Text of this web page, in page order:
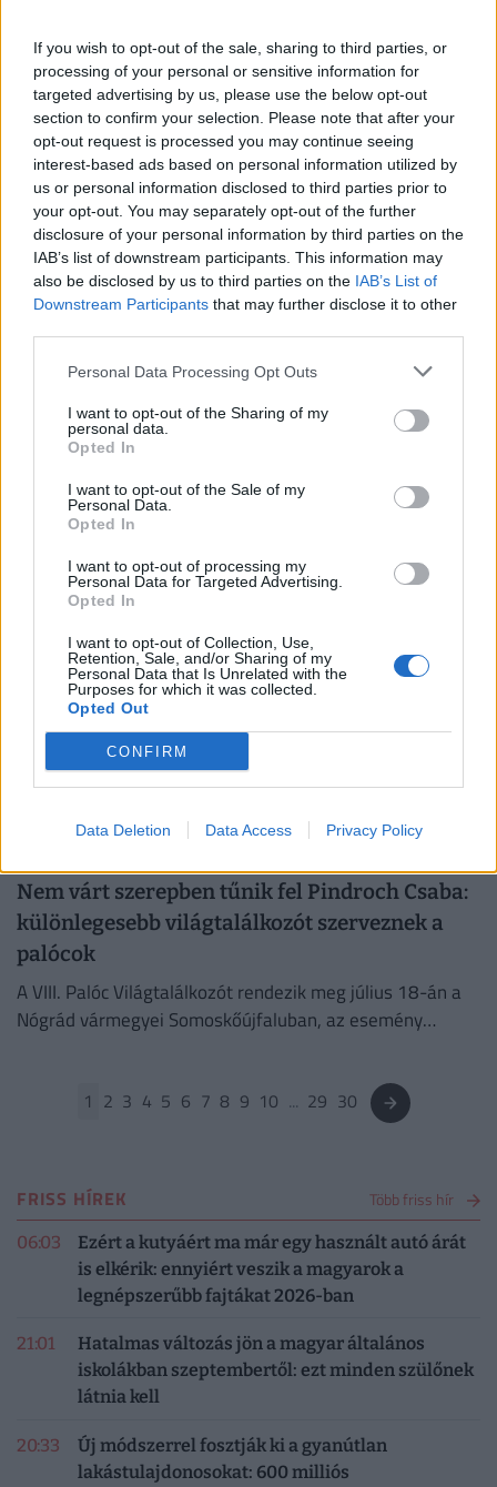
If you wish to opt-out of the sale, sharing to third parties, or
processing of your personal or sensitive information for
targeted advertising by us, please use the below opt-out
section to confirm your selection. Please note that after your
opt-out request is processed you may continue seeing
interest-based ads based on personal information utilized by
us or personal information disclosed to third parties prior to
your opt-out. You may separately opt-out of the further
disclosure of your personal information by third parties on the
IAB’s list of downstream participants. This information may
also be disclosed by us to third parties on the IAB’s List of
Downstream Participants that may further disclose it to other
Personal Data Processing Opt Outs
I want to opt-out of the Sharing of my
personal data.
Opted In
I want to opt-out of the Sale of my
Personal Data.
Opted In
I want to opt-out of processing my
Personal Data for Targeted Advertising.
Opted In
I want to opt-out of Collection, Use,
Retention, Sale, and/or Sharing of my
Personal Data that Is Unrelated with the
Purposes for which it was collected.
Opted Out
CONFIRM
Data Deletion Data Access Privacy Policy
Kvíz: Szereted a mediterrán ételeket? Itt a 10
ponthoz tényleg tudnod kell, mit eszel!
A mediterrán konyha sokak kedvence, de kevesen tudják,
miben rejlik az egyes ételek titka. Te vajon felismered a
fogásokat néhány jellegzetes részletből?
MTI| 2026. július 10. 17:15
Ingyenprogramok sora vár az egyik legszebb
magyar borvidéken: 500 művész érkezik a
Zempléni Fesztiválra
Zempléni Fesztiválon. Mutatjuk, milyen programokkal
készülnek!
PÉNZCENTRUM| 2026. július 10. 11:34
Csütörtök este egyszerre három világsztár
vacsorázott egy pesti étteremben: megnéztük,
mit ehettek
csütörtök este a Rosenstein Vendéglőben vacsoráztak,
PÉNZCENTRUM| 2026. július 7. 19:01
Hihetetlen titokra derült fény: te is óriási hibát
követsz el, amikor külföldi nagyvárosokba
utazol?
Egy várost igazán nem a főtereken és a kötelező
vásárolnak, esznek és beszélgetnek.
Nem várt szerepben tűnik fel Pindroch Csaba:
különlegesebb világtalálkozót szerveznek a
palócok
A VIII. Palóc Világtalálkozót rendezik meg július 18-án a
Nógrád vármegyei Somoskőújfaluban, az esemény
1 2 3 4 5 6 7 8 9 10 ... 29 30
FRISS HÍREK Több friss hír
06:03
Ezért a kutyáért ma már egy használt autó árát
is elkérik: ennyiért veszik a magyarok a
legnépszerűbb fajtákat 2026-ban
21:01
Hatalmas változás jön a magyar általános
iskolákban szeptembertől: ezt minden szülőnek
látnia kell
20:33
Új módszerrel fosztják ki a gyanútlan
lakástulajdonosokat: 600 milliós